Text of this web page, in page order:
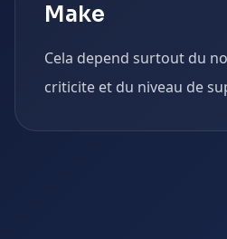
Make
Cela depend surtout du
criticite et du niveau de